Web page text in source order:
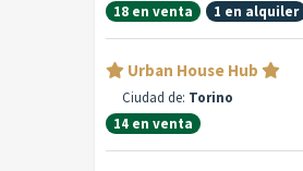
18 en venta
1 en alquiler
Urban House Hub
Ciudad de: Torino
14 en venta